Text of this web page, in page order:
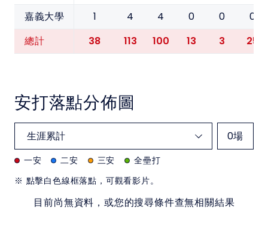
嘉義大學 1 4 4 0 0 0
總計 38 113 100 13 3 25
安打落點分佈圖
0場
一安 二安 三安
全壘打
※ 點擊白色線框落點，可觀看影片。
目前尚無資料，或您的搜尋條件查無相關結果